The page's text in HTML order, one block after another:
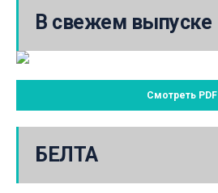
В свежем выпуске
Смотреть PDF
БЕЛТА